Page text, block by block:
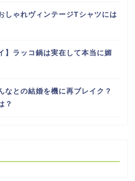
しゃれヴィンテージTシャツには
】ラッコ鍋は実在して本当に媚
なとの結婚を機に再ブレイク？
？